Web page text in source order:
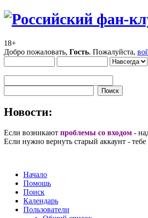
18+
Добро пожаловать, Гость. Пожалуйста,
Новости:
Если возникают проблемы со входом -
Если нужно вернуть старый аккаунт - тебе
Начало
Помощь
Поиск
Календарь
Пользователи